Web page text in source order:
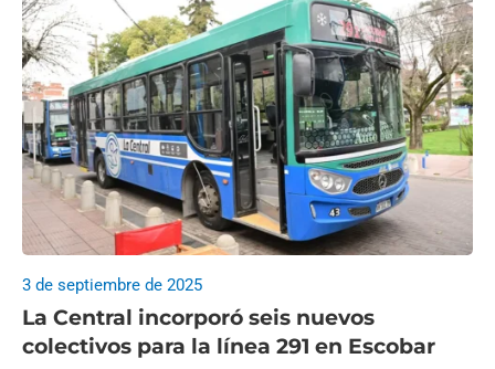
La Central incorporó seis nuevos
colectivos para la línea 291 en Escobar
3 de septiembre de 2025